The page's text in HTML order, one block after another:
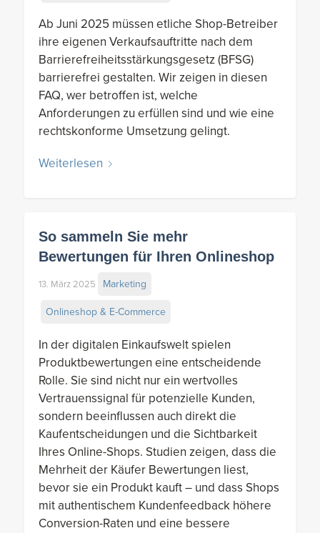
Ab Juni 2025 müssen etliche Shop-Betreiber
ihre eigenen Verkaufsauftritte nach dem
Barrierefreiheitsstärkungsgesetz (BFSG)
barrierefrei gestalten. Wir zeigen in diesen
FAQ, wer betroffen ist, welche
Anforderungen zu erfüllen sind und wie eine
rechtskonforme Umsetzung gelingt.
Weiterlesen
So sammeln Sie mehr
Bewertungen für Ihren Onlineshop
13. März 2025 Marketing
Onlineshop & E-Commerce
In der digitalen Einkaufswelt spielen
Produktbewertungen eine entscheidende
Rolle. Sie sind nicht nur ein wertvolles
Vertrauenssignal für potenzielle Kunden,
sondern beeinflussen auch direkt die
Kaufentscheidungen und die Sichtbarkeit
Ihres Online-Shops. Studien zeigen, dass die
Mehrheit der Käufer Bewertungen liest,
bevor sie ein Produkt kauft – und dass Shops
mit authentischem Kundenfeedback höhere
Conversion-Raten und eine bessere